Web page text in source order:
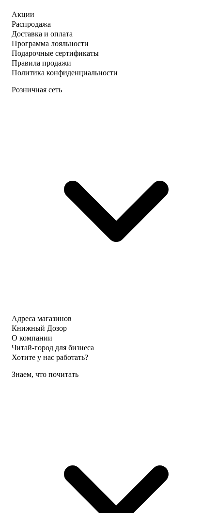
Акции
Распродажа
Доставка и оплата
Программа лояльности
Подарочные сертификаты
Правила продажи
Политика конфиденциальности
Розничная сеть
Адреса магазинов
Книжный Дозор
О компании
Читай-город для бизнеса
Хотите у нас работать?
Знаем, что почитать